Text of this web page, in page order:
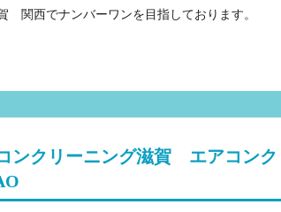
関西でナンバーワンを目指しております。
ンクリーニング滋賀 エアコン